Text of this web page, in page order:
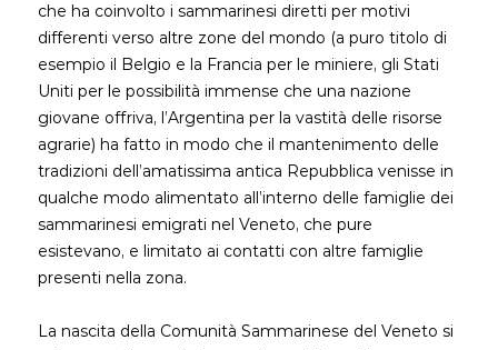
che ha coinvolto i sammarinesi diretti per motivi
differenti verso altre zone del mondo (a puro titolo di
esempio il Belgio e la Francia per le miniere, gli Stati
Uniti per le possibilità immense che una nazione
giovane offriva, l’Argentina per la vastità delle risorse
agrarie) ha fatto in modo che il mantenimento delle
tradizioni dell’amatissima antica Repubblica venisse in
qualche modo alimentato all’interno delle famiglie dei
sammarinesi emigrati nel Veneto, che pure
esistevano, e limitato ai contatti con altre famiglie
presenti nella zona.
La nascita della Comunità Sammarinese del Veneto si